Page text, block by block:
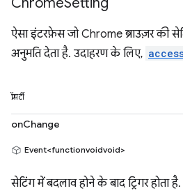
ऐसा इंटरफ़ेस जो Chrome ब्राउज़र की
अनुमति देता है. उदाहरण के लिए,
प्रॉपर्टी
onChange
Event<functionvoidvoid>
सेटिंग में बदलाव होने के बाद ट्रिगर होता है.